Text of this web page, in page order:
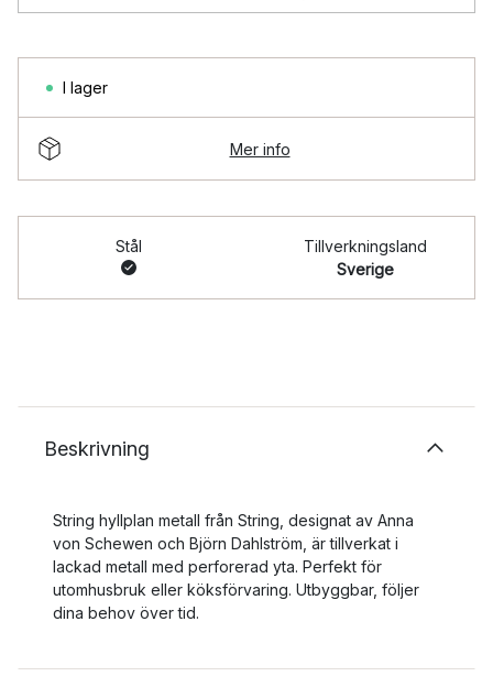
I lager
Mer info
Stål
Tillverkningsland
Sverige
Beskrivning
String hyllplan metall från String, designat av Anna
von Schewen och Björn Dahlström, är tillverkat i
lackad metall med perforerad yta. Perfekt för
utomhusbruk eller köksförvaring. Utbyggbar, följer
dina behov över tid.